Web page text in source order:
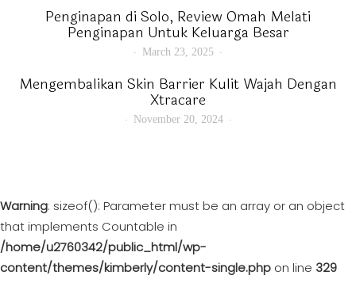
Penginapan di Solo, Review Omah Melati
Penginapan Untuk Keluarga Besar
March 23, 2025
Mengembalikan Skin Barrier Kulit Wajah Dengan
Xtracare
November 20, 2024
Warning: sizeof(): Parameter must be an array or an object
that implements Countable in
/home/u2760342/public_html/wp-
content/themes/kimberly/content-single.php on line 329